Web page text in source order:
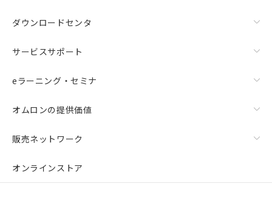
ダウンロードセンタ
サービスサポート
eラーニング・セミナ
オムロンの提供価値
販売ネットワーク
オンラインストア